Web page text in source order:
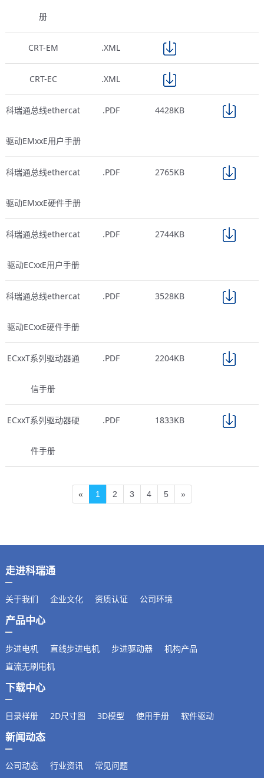
册
CRT-EM .XML
CRT-EC .XML
科瑞通总线ethercat
驱动EMxxE用户手册
.PDF 4428KB
科瑞通总线ethercat
驱动EMxxE硬件手册
.PDF 2765KB
科瑞通总线ethercat
驱动ECxxE用户手册
.PDF 2744KB
科瑞通总线ethercat
驱动ECxxE硬件手册
.PDF 3528KB
ECxxT系列驱动器通
信手册
.PDF 2204KB
ECxxT系列驱动器硬
件手册
.PDF 1833KB
« 1 2 3 4 5 »
走进科瑞通
关于我们 企业文化 资质认证 公司环境
产品中心
步进电机 直线步进电机 步进驱动器
机构产品
直流无刷电机
下载中心
目录样册 2D尺寸图 3D模型 使用手册 软件驱动
新闻动态
公司动态 行业资讯 常见问题